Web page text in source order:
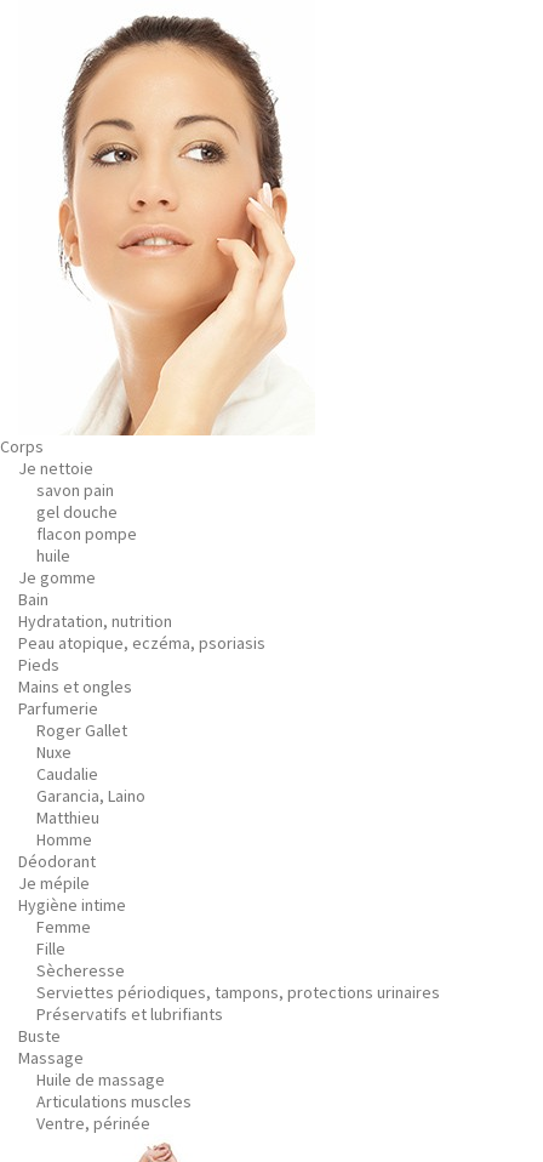
Corps
Je nettoie
savon pain
gel douche
flacon pompe
huile
Je gomme
Bain
Hydratation, nutrition
Peau atopique, eczéma, psoriasis
Pieds
Mains et ongles
Parfumerie
Roger Gallet
Nuxe
Caudalie
Garancia, Laino
Matthieu
Homme
Déodorant
Je mépile
Hygiène intime
Femme
Fille
Sècheresse
Serviettes périodiques, tampons, protections urinaires
Préservatifs et lubrifiants
Buste
Massage
Huile de massage
Articulations muscles
Ventre, périnée